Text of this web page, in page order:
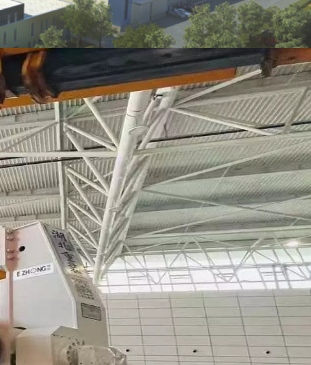
المستدامة".سياسة الجودة لدينا. سيكون لدينا سعي
أعلى من نقطة بداية أعلى، لنصبح العلامة
التجاريةالمؤسسة في هذه الصناعة حبال.